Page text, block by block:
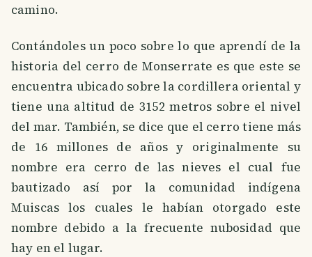
camino.
Contándoles un poco sobre lo que aprendí de la
historia del cerro de Monserrate es que este se
encuentra ubicado sobre la cordillera oriental y
tiene una altitud de 3152 metros sobre el nivel
del mar. También, se dice que el cerro tiene más
de 16 millones de años y originalmente su
nombre era cerro de las nieves el cual fue
bautizado así por la comunidad indígena
Muiscas los cuales le habían otorgado este
nombre debido a la frecuente nubosidad que
hay en el lugar.